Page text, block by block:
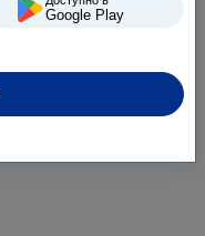
Google Play